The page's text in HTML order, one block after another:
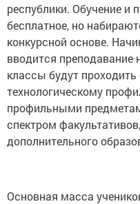
республики. Обучение и
бесплатное, но
конкурсной основе.
вводится преподавание
классы будут
технологическому
профильными
спектром
дополнительного
Основная масса